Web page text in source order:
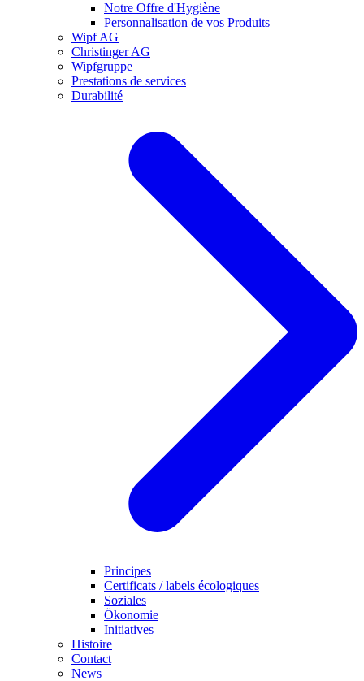
Notre Offre d'Hygiène
Personnalisation de vos Produits
Wipf AG
Christinger AG
Wipfgruppe
Prestations de services
Durabilité
Principes
Certificats / labels écologiques
Soziales
Ökonomie
Initiatives
Histoire
Contact
News